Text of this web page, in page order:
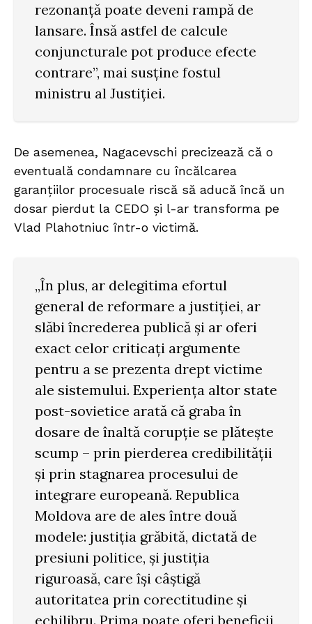
rezonanță poate deveni rampă de
lansare. Însă astfel de calcule
conjuncturale pot produce efecte
contrare”, mai susține fostul
ministru al Justiției.
De asemenea, Nagacevschi precizează că o
eventuală condamnare cu încălcarea
garanțiilor procesuale riscă să aducă încă un
dosar pierdut la CEDO și l-ar transforma pe
Vlad Plahotniuc într-o victimă.
„În plus, ar delegitima efortul
general de reformare a justiției, ar
slăbi încrederea publică și ar oferi
exact celor criticați argumente
pentru a se prezenta drept victime
ale sistemului. Experiența altor state
post-sovietice arată că graba în
dosare de înaltă corupție se plătește
scump – prin pierderea credibilității
și prin stagnarea procesului de
integrare europeană. Republica
Moldova are de ales între două
modele: justiția grăbită, dictată de
presiuni politice, și justiția
riguroasă, care își câștigă
autoritatea prin corectitudine și
echilibru. Prima poate oferi beneficii